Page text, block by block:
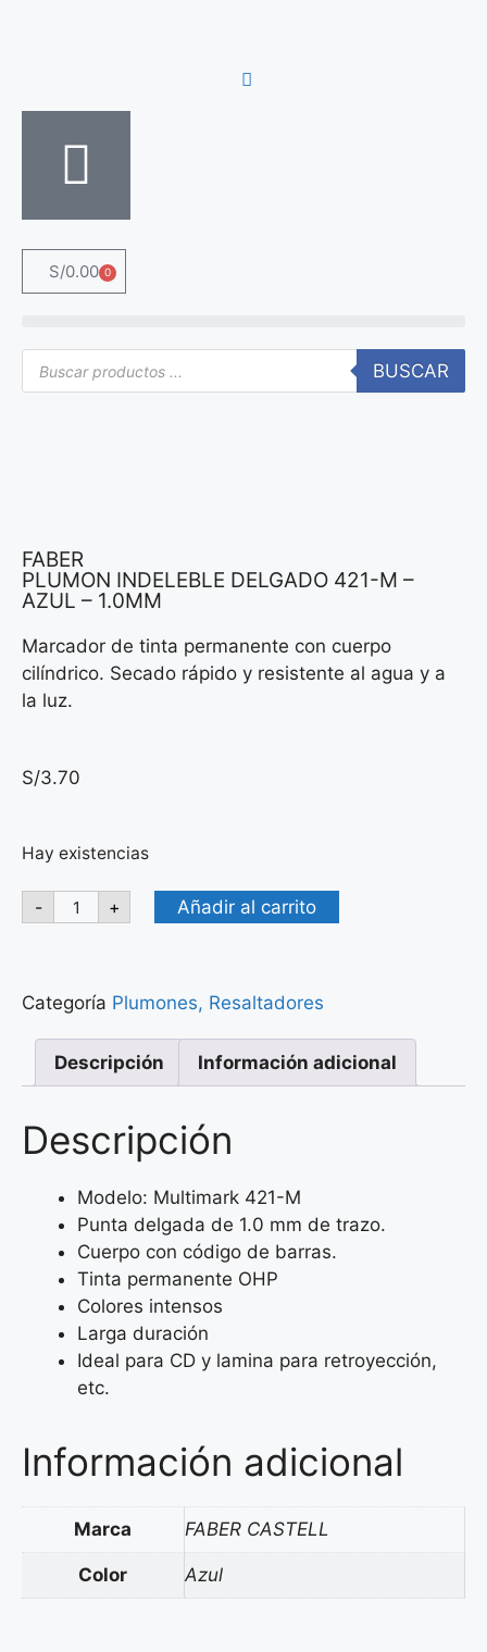
S/0.00 0
BUSCAR
FABER
PLUMON INDELEBLE DELGADO 421-M –
AZUL – 1.0MM
Marcador de tinta permanente con cuerpo
cilíndrico. Secado rápido y resistente al agua y a
la luz.
S/3.70
Hay existencias
- + Añadir al carrito
Categoría Plumones, Resaltadores
Descripción Información adicional
Descripción
Modelo: Multimark 421-M
Punta delgada de 1.0 mm de trazo.
Cuerpo con código de barras.
Tinta permanente OHP
Colores intensos
Larga duración
Ideal para CD y lamina para retroyección,
etc.
Información adicional
Marca FABER CASTELL
Color Azul